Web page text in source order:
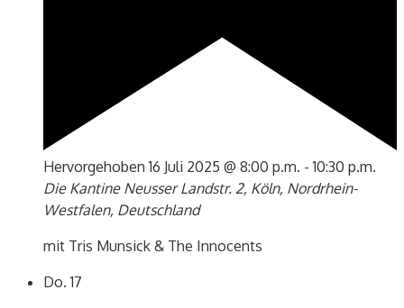
Hervorgehoben 16 Juli 2025 @ 8:00 p.m. -10:30 p.m.
Die Kantine Neusser Landstr. 2, Köln, Nordrhein-
Westfalen, Deutschland
mit Tris Munsick & The Innocents
Do.17